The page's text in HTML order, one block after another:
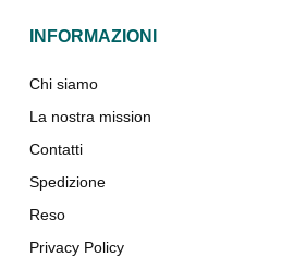
INFORMAZIONI
Chi siamo
La nostra mission
Contatti
Spedizione
Reso
Privacy Policy